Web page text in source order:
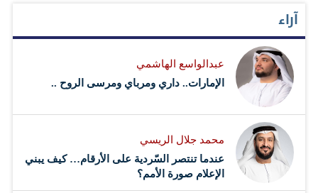
آراء
عبدالواسع الهاشمي
الإمارات.. داري ومرباي ومرسى الروح ..
محمد جلال الريسي
عندما تنتصر السّردية على الأرقام… كيف يبني
الإعلام صورة الأمم؟